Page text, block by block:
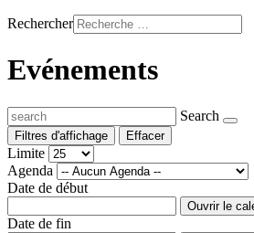
Rechercher
Evénements
Search
Filtres d'affichage Effacer
Limite
Agenda
Date de début
Ouvrir le
Date de fin